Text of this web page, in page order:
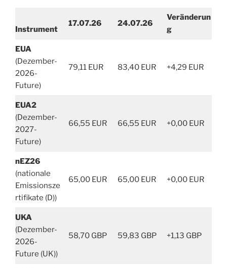
Instrument
17.07.26 24.07.26
Veränderun
g
EUA
(Dezember-
2026-
Future)
79,11 EUR 83,40 EUR +4,29 EUR
EUA2
(Dezember-
2027-
Future)
66,55 EUR 66,55 EUR +0,00 EUR
nEZ26
(nationale
Emissionsze
rtifikate (D))
65,00 EUR 65,00 EUR +0,00 EUR
UKA
(Dezember-
2026-
Future (UK))
58,70 GBP 59,83 GBP +1,13 GBP